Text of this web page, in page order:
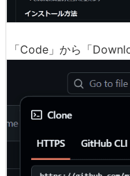
「Code」から「